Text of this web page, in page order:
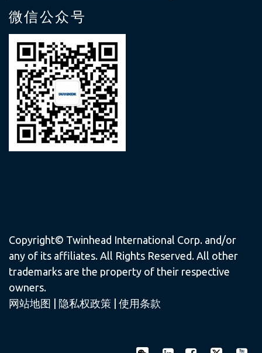
微信公众号
Copyright© Twinhead International Corp. and/or
any of its affiliates. All Rights Reserved. All other
trademarks are the property of their respective
owners.
网站地图
隐私权政策 使用条款